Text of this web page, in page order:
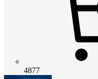
4877